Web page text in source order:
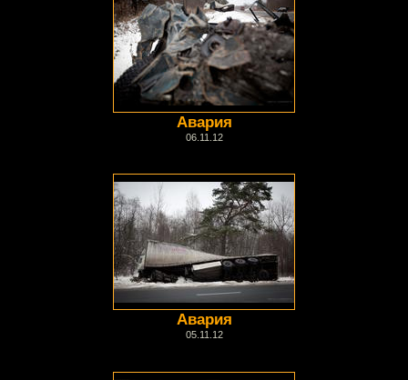
Авария
06.11.12
Авария
05.11.12